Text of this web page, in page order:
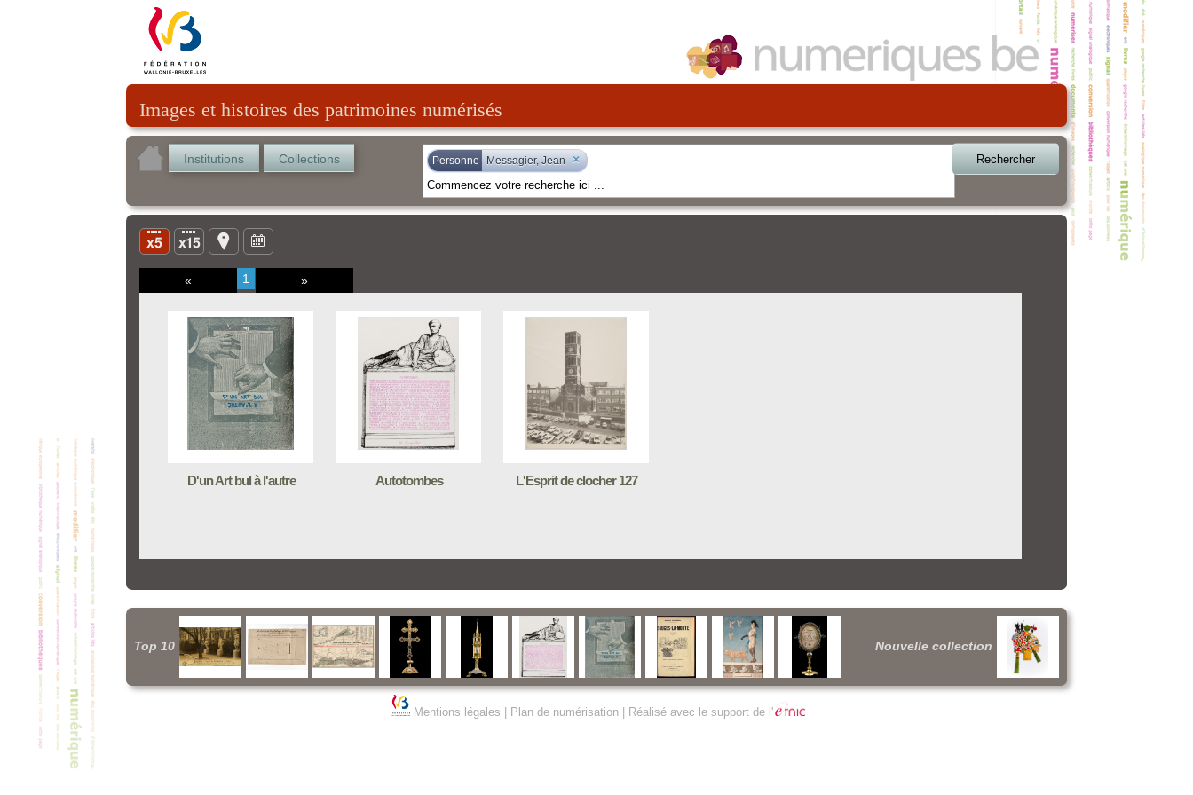
Images et histoires des patrimoines numérisés
Institutions Collections Personne Messagier, Jean × Rechercher
« 1 »
D'un Art bul à l'autre Autotombes L'Esprit de clocher 127
Top 10 Nouvelle collection
Mentions légales Plan de numérisation| Réalisé avec le support de l'